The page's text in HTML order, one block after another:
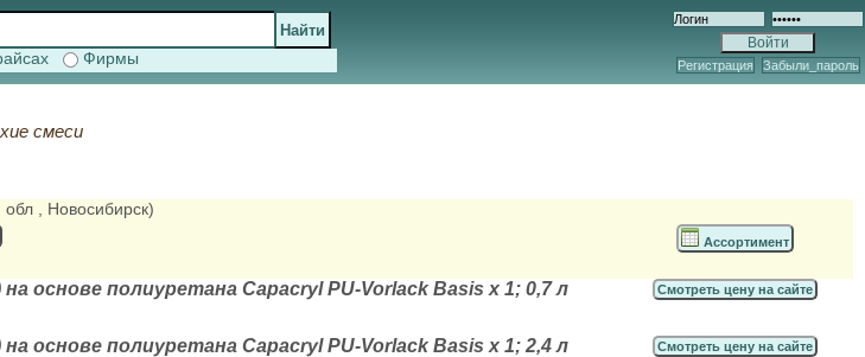
Фирмы Регистрация Забыли_пароль
смеси
обл , Новосибирск)
Ассортимент
основе полиуретана Capacryl PU-Vorlack Basis x 1; 0,7 л Смотреть цену на сайте
основе полиуретана Capacryl PU-Vorlack Basis x 1; 2,4 л Смотреть цену на сайте